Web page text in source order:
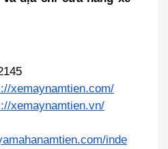
xemaynamtien.com/
xemaynamtien.vn/
inde